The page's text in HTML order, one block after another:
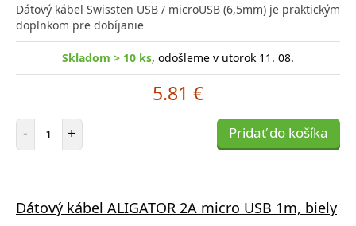
Dátový kábel Swissten USB / microUSB (6,5mm) je praktickým
doplnkom pre dobíjanie
Skladom > 10 ks, odošleme v utorok 11. 08.
5.81 €
- Počet položiek
+ Pridať do košíka
Dátový kábel ALIGATOR 2A micro USB 1m, biely